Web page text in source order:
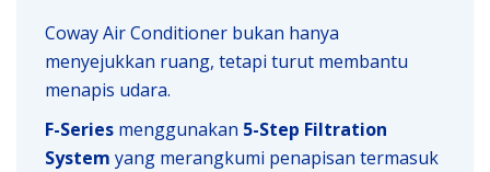
Coway Air Conditioner bukan hanya
menyejukkan ruang, tetapi turut membantu
menapis udara.
F-Series menggunakan 5-Step Filtration
System yang merangkumi penapisan termasuk